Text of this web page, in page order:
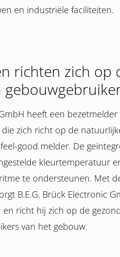
en industriële faciliteiten.
richten zich
heeft een
zich richt op de
good melder. De
kleurtemperatuur
te ondersteunen. Met
B.E.G. Brück Electronic
richt hij zich op de
van het gebouw.